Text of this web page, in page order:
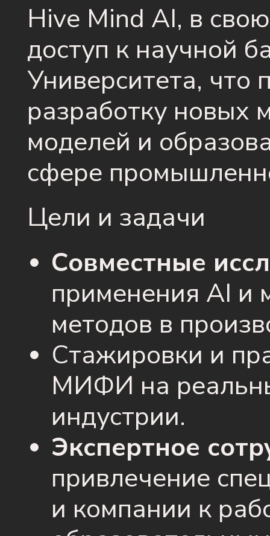
Hive Mind AI, в
доступ к научной
Университета, что
разработку новых
моделей и
сфере
Цели и задачи
Совместные
применения AI и
методов в
Стажировки и
МИФИ на
индустрии.
Экспертное
привлечение
и компании к